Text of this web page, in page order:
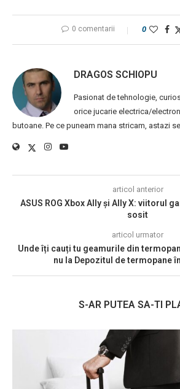
0 comentarii 0
DRAGOS SCHIOPU
Pasionat de tehnologie,
orice jucarie electrica/
butoane. Pe ce puneam mana stricam, astazi
articol anterior
ASUS ROG Xbox Ally și Ally X: viitorul
sosit
articol urmator
Unde îți cauți tu geamurile din
nu la Depozitul de termopane
S-AR PUTEA SA-TI